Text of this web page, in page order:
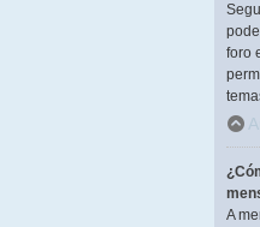
foro
A